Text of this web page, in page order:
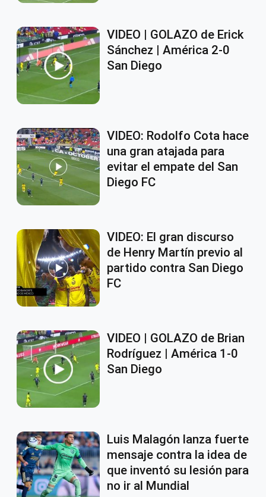
VIDEO | GOLAZO de Erick
Sánchez | América 2-0
San Diego
VIDEO: Rodolfo Cota hace
una gran atajada para
evitar el empate del San
Diego FC
VIDEO: El gran discurso
de Henry Martín previo al
partido contra San Diego
FC
VIDEO | GOLAZO de Brian
Rodríguez | América 1-0
San Diego
Luis Malagón lanza fuerte
mensaje contra la idea de
que inventó su lesión para
no ir al Mundial